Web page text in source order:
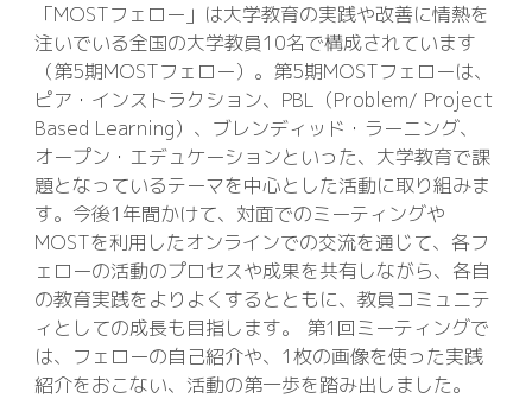
「MOSTフェロー」は大学教育の実践や改善に情熱を
注いでいる全国の大学教員10名で構成されています
（第5期MOSTフェロー）。第5期MOSTフェローは、
ピア・インストラクション、PBL（Problem/ Project
Based Learning）、ブレンディッド・ラーニング、
オープン・エデュケーションといった、大学教育で課
題となっているテーマを中心とした活動に取り組みま
す。今後1年間かけて、対面でのミーティングや
MOSTを利用したオンラインでの交流を通じて、各フ
ェローの活動のプロセスや成果を共有しながら、各自
の教育実践をよりよくするとともに、教員コミュニテ
ィとしての成長も目指します。 第1回ミーティングで
は、フェローの自己紹介や、1枚の画像を使った実践
紹介をおこない、活動の第一歩を踏み出しました。